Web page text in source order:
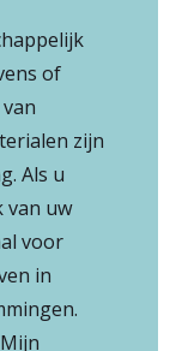
of
zijn
Als u
van uw
voor
in